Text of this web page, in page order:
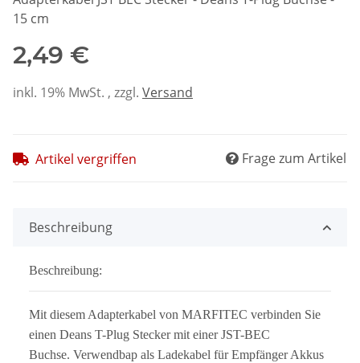
15 cm
2,49 €
inkl. 19% MwSt. , zzgl. Versand
Artikel vergriffen Frage zum Artikel
Beschreibung
Beschreibung:
Mit diesem Adapterkabel von MARFITEC verbinden Sie
einen Deans T-Plug Stecker mit einer JST-BEC
Buchse. Verwendbap als Ladekabel für Empfänger Akkus